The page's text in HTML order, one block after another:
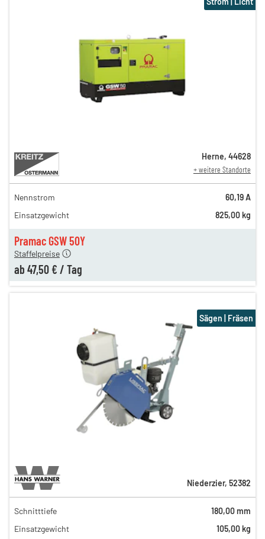
Pramac GSW 50Y
60,50 €
55,00 €
Staffelpreise
ab 47,50 € / Tag
Herne, 44628
+ weitere Standorte
Nennstrom
60,19 A
Einsatzgewicht
825,00 kg
66,00 €
53,00 €
Sägen | Fräsen
Niederzier, 52382
Schnitttiefe
180,00 mm
Einsatzgewicht
105,00 kg